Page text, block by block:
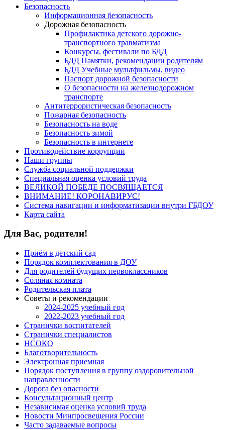
Безопасность
Информационная безопасность
Дорожная безопасность
Профилактика детского дорожно-
транспортного травматизма
Конкурсы, фестивали по БДД
БДД Памятки, рекомендации родителям
БДД Учебные мультфильмы, видео
Паспорт дорожной безопасности
О безопасности на железнодорожном
транспорте
Антитеррористическая безопасность
Пожарная безопасность
Безопасность на воде
Безопасность зимой
Безопасность в интернете
Противодействие коррупции
Наши группы
Служба социальной поддержки
Специальная оценка условий труда
ВЕЛИКОЙ ПОБЕДЕ ПОСВЯЩАЕТСЯ
ВНИМАНИЕ! КОРОНАВИРУС!
Система навигации и информатизации внутри ГБДОУ
Карта сайта
Для Вас, родители!
Приём в детский сад
Порядок комплектования в ДОУ
Для родителей будущих первоклассников
Соляная комната
Родительская плата
Советы и рекомендации
2024-2025 учебный год
2022-2023 учебный год
Странички воспитателей
Странички специалистов
НСОКО
Благотворительность
Электронная приемная
Порядок поступления в группу оздоровительной
направленности
Дорога без опасности
Консультационный центр
Независимая оценка условий труда
Новости Минпросвещения России
Часто задаваемые вопросы